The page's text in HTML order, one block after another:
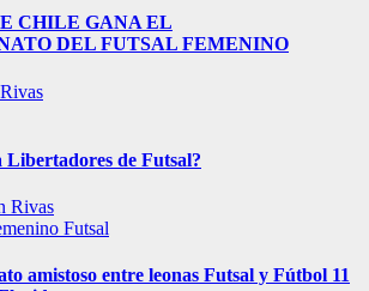
CHILE GANA EL
DEL FUTSAL FEMENINO
Libertadores de Futsal?
Rivas
Futsal
amistoso entre leonas Futsal y Fútbol 11